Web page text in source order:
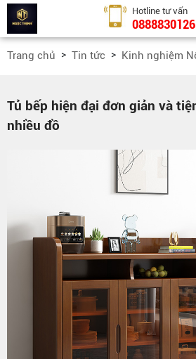
Hotline tư vấn
0888830126
Trang chủ Tin tức Kinh nghiệm
Tủ bếp hiện đại đơn giản và
nhiều đồ